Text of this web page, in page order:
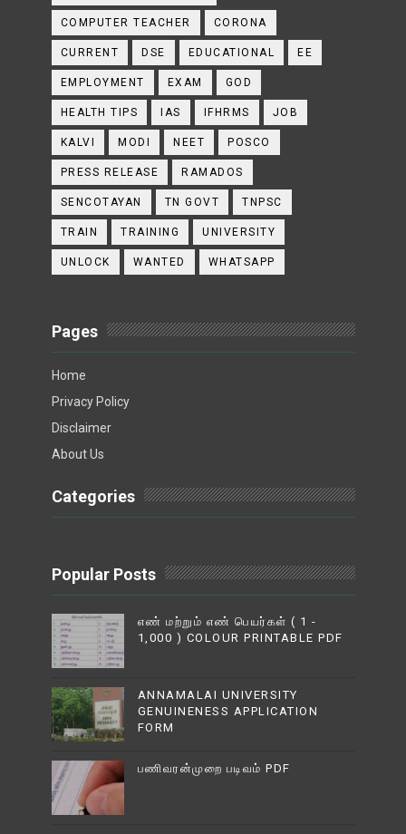
COMPUTER TEACHER CORONA
CURRENT DSE EDUCATIONAL EE
EMPLOYMENT EXAM GOD
HEALTH TIPS IAS IFHRMS JOB
KALVI MODI NEET POSCO
PRESS RELEASE RAMADOS
SENCOTAYAN TN GOVT TNPSC
TRAIN TRAINING UNIVERSITY
UNLOCK WANTED WHATSAPP
Pages
Home
Privacy Policy
Disclaimer
About Us
Categories
Popular Posts
எண் மற்றும் எண் பெயர்கள் ( 1 -
1,000 ) COLOUR PRINTABLE PDF
ANNAMALAI UNIVERSITY
GENUINENESS APPLICATION
FORM
பணிவரன்முறை படிவம் PDF